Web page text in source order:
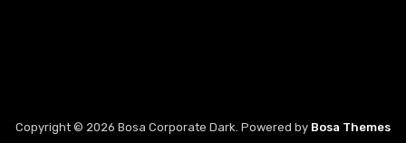
Copyright © 2026 Bosa Corporate Dark. Powered by Bosa Themes